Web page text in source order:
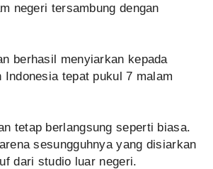
negeri tersambung dengan
berhasil menyiarkan kepada
tepat pukul 7 malam
tetap berlangsung seperti biasa.
sesungguhnya yang disiarkan
dari studio luar negeri.